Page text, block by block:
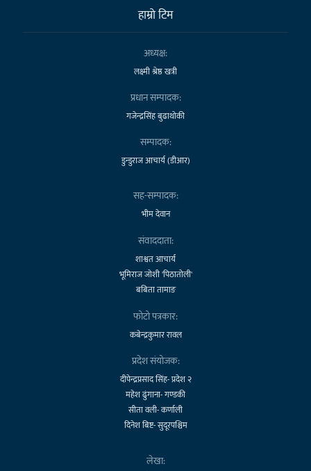
हाम्राे टिम
अध्यक्ष:
लक्ष्मी श्रेष्ठ खत्री
प्रधान सम्पादक:
गजेन्द्रसिंह बुढाथोकी
सम्पादक:
डुन्डुराज आचार्य (डीआर)
सह-सम्पादक:
भीम देवान
संवाददाता:
शाश्वत आचार्य
भूमिराज जोशी 'पिठातोली'
बबिता तामाङ
फोटो पत्रकार:
कबेन्द्रकुमार रावल
प्रदेश संयोजक:
दीपेन्द्रप्रसाद सिंह- प्रदेश २
महेश ढुंगाना- गण्डकी
सीता वली- कर्णाली
दिनेश बिष्ट- सुदूरपश्चिम
लेखा: